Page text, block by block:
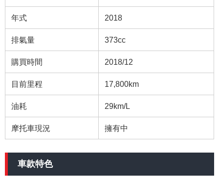
年式 2018
排氣量 373cc
購買時間 2018/12
目前里程 17,800km
油耗 29km/L
摩托車現況 擁有中
車款特色